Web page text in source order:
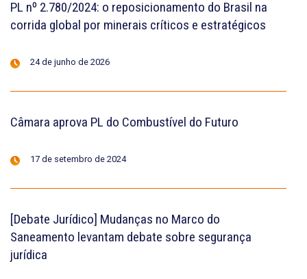
PL nº 2.780/2024: o reposicionamento do Brasil na
corrida global por minerais críticos e estratégicos
24 de junho de 2026
Câmara aprova PL do Combustível do Futuro
17 de setembro de 2024
[Debate Jurídico] Mudanças no Marco do
Saneamento levantam debate sobre segurança
jurídica